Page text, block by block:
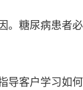
糖尿病患者
客户学习如